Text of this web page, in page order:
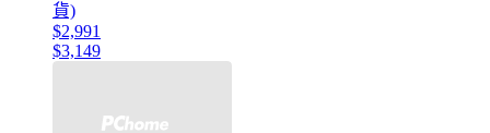
貨)
$2,991
$3,149